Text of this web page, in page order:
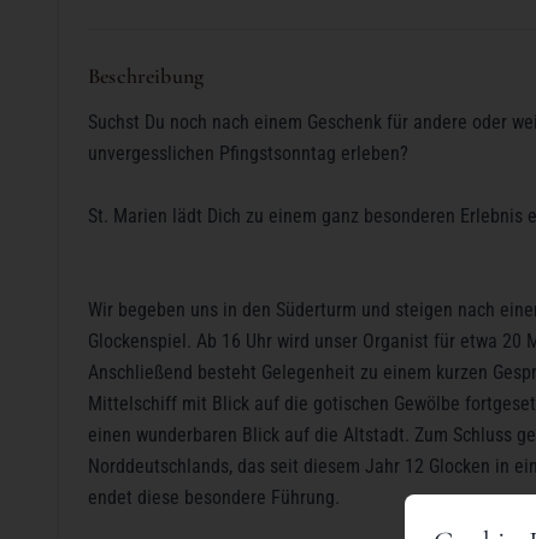
Beschreibung
Suchst Du noch nach einem Geschenk für andere oder
unvergesslichen Pfingstsonntag erleben?
St. Marien lädt Dich zu einem ganz besonderen Erlebnis
Wir begeben uns in den Süderturm und steigen nach
Glockenspiel. Ab 16 Uhr wird unser Organist für etwa
Anschließend besteht Gelegenheit zu einem kurzen
Mittelschiff mit Blick auf die gotischen Gewölbe
einen wunderbaren Blick auf die Altstadt. Zum Schluss
Norddeutschlands, das seit diesem Jahr 12 Glocken in
endet diese besondere Führung.